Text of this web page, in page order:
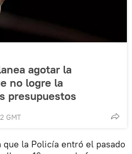
agotar la
no logre la
presupuestos
GMT
la Policía entró el pasado